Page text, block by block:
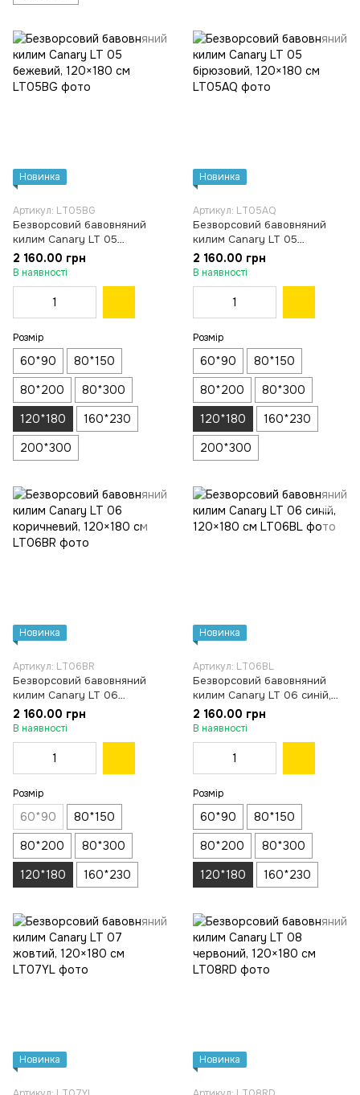
Новинка
Артикул: LT05BG
Безворсовий бавовняний
килим Canary LT 05
бежевий, 120×180 см
2 160.00 грн
В наявності
Розмір
60*90
80*150
80*200
80*300
120*180
160*230
200*300
Новинка
Артикул: LT05AQ
Безворсовий бавовняний
килим Canary LT 05
бірюзовий, 120×180 см
2 160.00 грн
В наявності
Розмір
60*90
80*150
80*200
80*300
120*180
160*230
200*300
Новинка
Артикул: LT06BR
Безворсовий бавовняний
килим Canary LT 06
коричневий, 120×180 см
2 160.00 грн
В наявності
Розмір
60*90
80*150
80*200
80*300
120*180
160*230
Новинка
Артикул: LT06BL
Безворсовий бавовняний
килим Canary LT 06 синій,
120×180 см
2 160.00 грн
В наявності
Розмір
60*90
80*150
80*200
80*300
120*180
160*230
Новинка Новинка